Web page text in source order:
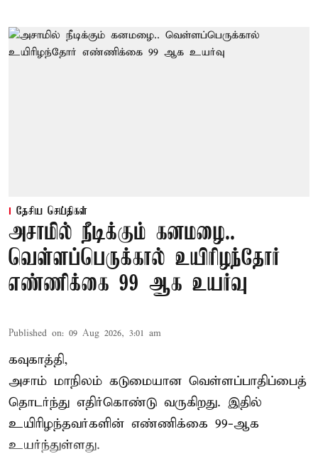
தேசிய செய்திகள்
அசாமில் நீடிக்கும் கனமழை..
வெள்ளப்பெருக்கால் உயிரிழந்தோர்
எண்ணிக்கை 99 ஆக உயர்வு
Published on: 09 Aug 2026, 3:01 am
கவுகாத்தி,
அசாம் மாநிலம் கடுமையான வெள்ளப்பாதிப்பைத்
தொடர்ந்து எதிர்கொண்டு வருகிறது. இதில்
உயிரிழந்தவர்களின் எண்ணிக்கை 99-ஆக
உயர்ந்துள்ளது.